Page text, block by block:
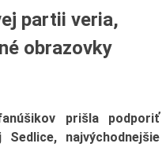
partii veria,
obrazovky
prišla podporiť
najvýchodnejšie